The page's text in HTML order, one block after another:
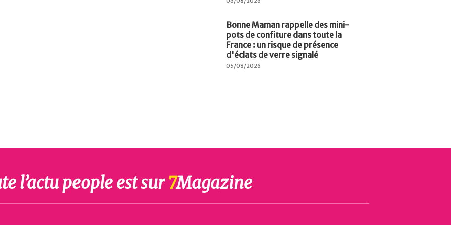
Bonne Maman rappelle des mini-
pots de confiture dans toute la
France : un risque de présence
d'éclats de verre signalé
05/08/2026
l’actu people est sur7Magazine